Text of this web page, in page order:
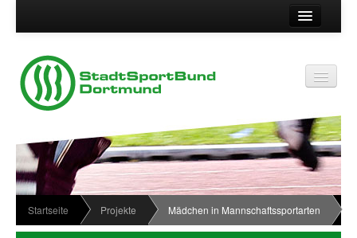
Suche
Vereinsservice
Vereinskennziffer
Passwort
Kontakt
Impressum
Datenschutz
Wir über uns
Organisationsstruktur
News
Startseite Projekte Mädchen in Mannschaftssportarten